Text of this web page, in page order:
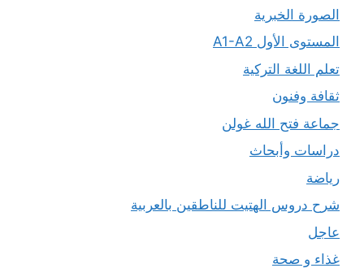
الصورة الخبرية
المستوى الأول A1-A2
تعلم اللغة التركية
ثقافة وفنون
جماعة فتح الله غولن
دراسات وأبحاث
رياضة
شرح دروس الهتيت للناطقين بالعربية
عاجل
غذاء و صحة